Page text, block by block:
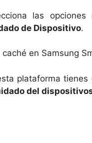
las opciones
de Dispositivo.
plataforma tienes
del